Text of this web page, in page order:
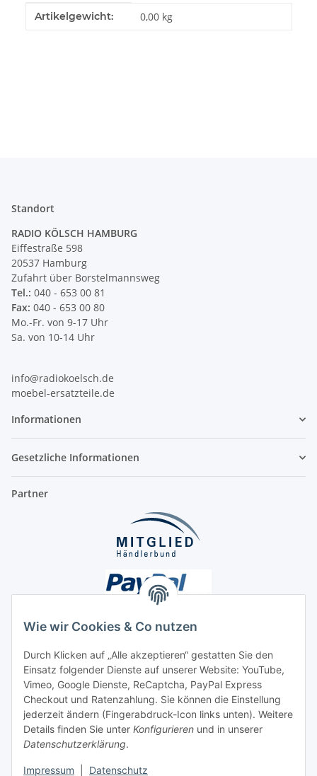
Wie wir Cookies & Co nutzen
Durch Klicken auf „Alle akzeptieren“ gestatten Sie den
Einsatz folgender Dienste auf unserer Website: YouTube,
Vimeo, Google Dienste, ReCaptcha, PayPal Express
Checkout und Ratenzahlung. Sie können die Einstellung
jederzeit ändern (Fingerabdruck-Icon links unten). Weitere
Details finden Sie unter Konfigurieren und in unserer
Datenschutzerklärung.
Impressum Datenschutz
Produkteigenschaft
Wert
Artikelgewicht: 0,00 kg
Standort
RADIO KÖLSCH HAMBURG
Eiffestraße 598
20537 Hamburg
Zufahrt über Borstelmannsweg
Tel.: 040 - 653 00 81
Fax: 040 - 653 00 80
Mo.-Fr. von 9-17 Uhr
Sa. von 10-14 Uhr
info@radiokoelsch.de
moebel-ersatzteile.de
Informationen
Gesetzliche Informationen
Partner
Unsere Seiten
Social Media
Vertrag widerrufen